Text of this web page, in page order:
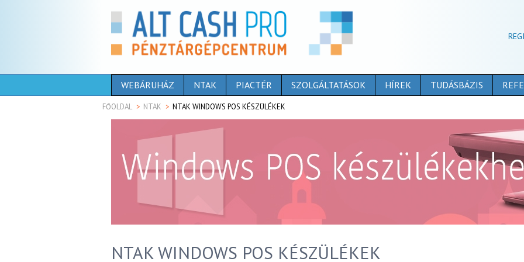
WEBÁRUHÁZ NTAK PIACTÉR SZOLGÁLTATÁSOK HÍREK TUDÁSBÁZIS
FŐOLDAL NTAK NTAK WINDOWS POS KÉSZÜLÉKEK
NTAK WINDOWS POS KÉSZÜLÉKEK